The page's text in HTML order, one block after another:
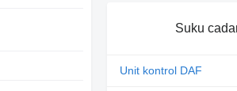
Suku
Unit kontrol DAF